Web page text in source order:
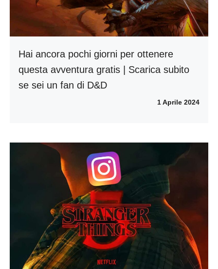
Hai ancora pochi giorni per ottenere
questa avventura gratis | Scarica subito
se sei un fan di D&D
1 Aprile 2024